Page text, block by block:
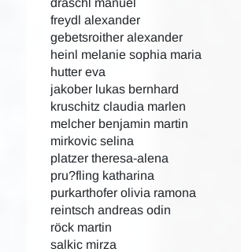
draschl manuel
freydl alexander
gebetsroither alexander
heinl melanie sophia maria
hutter eva
jakober lukas bernhard
kruschitz claudia marlen
melcher benjamin martin
mirkovic selina
platzer theresa-alena
pru?fling katharina
purkarthofer olivia ramona
reintsch andreas odin
röck martin
salkic mirza